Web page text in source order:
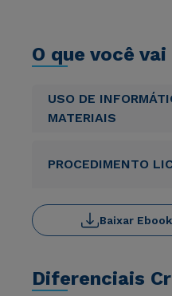
O que você
USO DE
MATERIAIS
PROCEDIMENTO
Baixar Ebook
Diferenciais